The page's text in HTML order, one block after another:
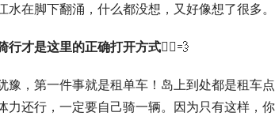
水在脚下翻涌，什么都没想，又好像想了很多
行才是这里的正确打开方式🚴‍♀️💨
豫，第一件事就是租单车！岛上到处都是租车
力还行，一定要自己骑一辆。因为只有这样，